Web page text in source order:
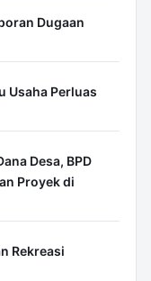
Dugaan
Usaha Perluas
Desa, BPD
Proyek di
Rekreasi